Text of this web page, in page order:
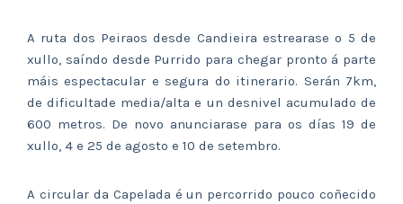
A ruta dos Peiraos desde Candieira estrearase o 5 de
xullo, saíndo desde Purrido para chegar pronto á parte
máis espectacular e segura do itinerario. Serán 7km,
de dificultade media/alta e un desnivel acumulado de
600 metros. De novo anunciarase para os días 19 de
xullo, 4 e 25 de agosto e 10 de setembro.
A circular da Capelada é un percorrido pouco coñecido